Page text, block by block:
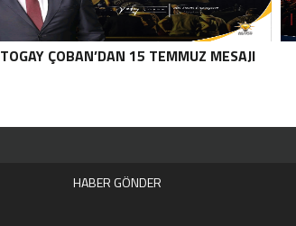
TOGAY ÇOBAN’DAN 15 TEMMUZ MESAJI
HABER GÖNDER